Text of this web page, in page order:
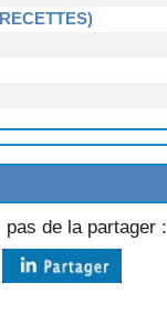
pas de la partager :